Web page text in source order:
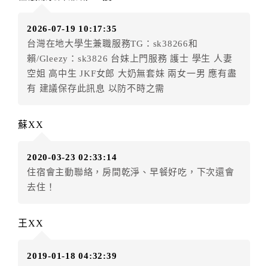
房者不得要求退其差額。（限原訂飯店）
五、保留住宿權益(保留住房)
．訂房者因故辦理訂單異動，本飯店可接受 保留住宿金
額3個月限原訂飯店），異動完成後不得辦理取消退款。
店客滿，敬請及早計畫，如逾時未提出申辦，視同無條
．每筆訂單異動限定乙次，限原訂飯店，異動完成後不
得辦理取消退款。
．訂單異動後，訂單費用總計大於原訂單費用總計時，
．訂單異動後，訂單費用總計小於原訂單費用總計時，
六、取消訂單
2026-07-19 10:17:35
台灣在地大學生兼職服務TG：sk38266和
賴/Gleezy：sk3826 台妹上門服務 護士 學生 人妻
空姐 高中生 JKF女郎 大奶無套妹 兩女一男 應有盡
有 建議保存此訊息 以防不時之需
蘇XX
2020-03-23 02:33:14
住宿會主動聯絡，房間乾淨、早餐好吃，下次還會
去住！
王XX
2019-01-18 04:32:39